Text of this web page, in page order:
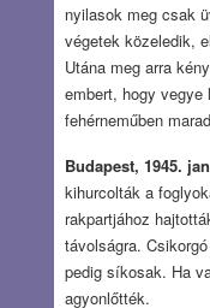
nyilasok meg csak
végetek közeledik,
Utána meg arra
embert, hogy
fehérneműben
Budapest, 1945.
kihurcolták a
rakpartjához
távolságra.
pedig síkosak. Ha
agyonlőtték.